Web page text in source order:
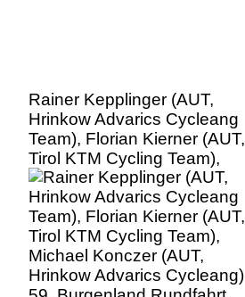
Rainer Kepplinger (AUT,
Hrinkow Advarics Cycleang
Team), Florian Kierner (AUT,
Tirol KTM Cycling Team),
Michael Konczer (AUT,
Hrinkow Advarics Cycleang)
59. Burgenland Rundfahrt,
Radsport, Radliga, ÖRV,
Herren Elite,